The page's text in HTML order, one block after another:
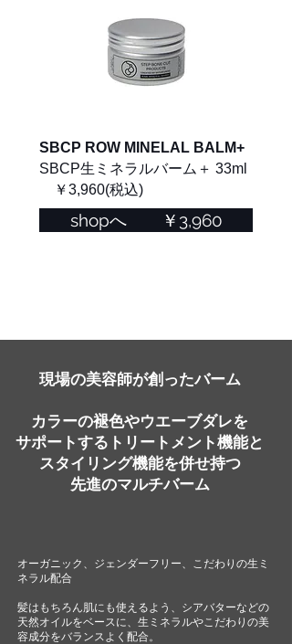
SBCP ROW MINELAL BALM+
SBCP生ミネラルバーム＋ 33ml
￥3,960(税込)
shopへ ￥3,960
現場の美容師が創ったバーム
カラーの褪色やウエーブダレを
サポートするトリートメント機能と
スタイリング機能を併せ持つ
先進のマルチバーム
オーガニック、ジェンダーフリー、こだわりの生ミ
ネラル配合
​​髪はもちろん肌にも使えるよう、シアバターなどの
天然オイルをベースに、生ミネラルやこだわりの美
容成分をバランスよく配合。